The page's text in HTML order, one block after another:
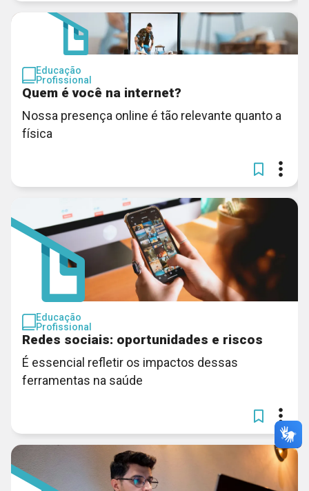
Educação
Profissional
Quem é você na internet?
Nossa presença online é tão relevante quanto a
física
Educação
Profissional
Redes sociais: oportunidades e riscos
É essencial refletir os impactos dessas
ferramentas na saúde